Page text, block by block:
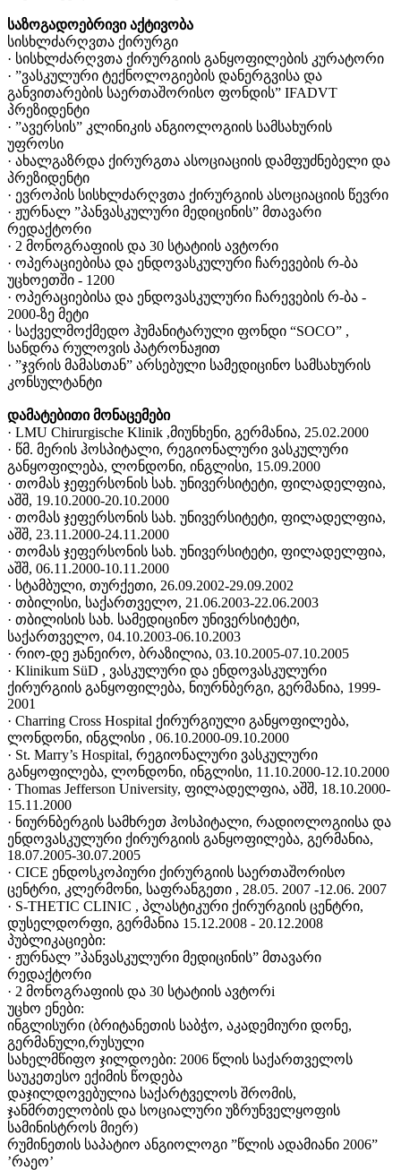
საზოგადოებრივი აქტივობა
სისხლძარღვთა ქირურგი
· სისხლძარღვთა ქირურგიის განყოფილების კურატორი
· ”ვასკულური ტექნოლოგიების დანერგვისა და
განვითარების საერთაშორისო ფონდის” IFADVT
პრეზიდენტი
· ”ავერსის” კლინიკის ანგიოლოგიის სამსახურის
უფროსი
· ახალგაზრდა ქირურგთა ასოციაციის დამფუძნებელი და
პრეზიდენტი
· ევროპის სისხლძარღვთა ქირურგიის ასოციაციის წევრი
· ჟურნალ ”პანვასკულური მედიცინის” მთავარი
რედაქტორი
· 2 მონოგრაფიის და 30 სტატიის ავტორი
· ოპერაციებისა და ენდოვასკულური ჩარევების რ-ბა
უცხოეთში - 1200
· ოპერაციებისა და ენდოვასკულური ჩარევების რ-ბა -
2000-ზე მეტი
· საქველმოქმედო ჰუმანიტარული ფონდი “SOCO” ,
სანდრა რულოვის პატრონაჟით
· ”ჯვრის მამასთან” არსებული სამედიცინო სამსახურის
კონსულტანტი
დამატებითი მონაცემები
· LMU Chirurgische Klinik ,მიუნხენი, გერმანია, 25.02.2000
· წმ. მერის ჰოსპიტალი, რეგიონალური ვასკულური
განყოფილება, ლონდონი, ინგლისი, 15.09.2000
· თომას ჯეფერსონის სახ. უნივერსიტეტი, ფილადელფია,
აშშ, 19.10.2000-20.10.2000
· თომას ჯეფერსონის სახ. უნივერსიტეტი, ფილადელფია,
აშშ, 23.11.2000-24.11.2000
· თომას ჯეფერსონის სახ. უნივერსიტეტი, ფილადელფია,
აშშ, 06.11.2000-10.11.2000
· სტამბული, თურქეთი, 26.09.2002-29.09.2002
· თბილისი, საქართველო, 21.06.2003-22.06.2003
· თბილისის სახ. სამედიცინო უნივერსიტეტი,
საქართველო, 04.10.2003-06.10.2003
· რიო-დე ჟანეირო, ბრაზილია, 03.10.2005-07.10.2005
· Klinikum SüD , ვასკულური და ენდოვასკულური
ქირურგიის განყოფილება, ნიურნბერგი, გერმანია, 1999-
2001
· Charring Cross Hospital ქირურგიული განყოფილება,
ლონდონი, ინგლისი , 06.10.2000-09.10.2000
· St. Marry’s Hospital, რეგიონალური ვასკულური
განყოფილება, ლონდონი, ინგლისი, 11.10.2000-12.10.2000
· Thomas Jefferson University, ფილადელფია, აშშ, 18.10.2000-
15.11.2000
· ნიურნბერგის სამხრეთ ჰოსპიტალი, რადიოლოგიისა და
ენდოვასკულური ქირურგიის განყოფილება, გერმანია,
18.07.2005-30.07.2005
· CICE ენდოსკოპიური ქირურგიის საერთაშორისო
ცენტრი, კლერმონი, საფრანგეთი , 28.05. 2007 -12.06. 2007
· S-THETIC CLINIC , პლასტიკური ქირურგიის ცენტრი,
დუსელდორფი, გერმანია 15.12.2008 - 20.12.2008
პუბლიკაციები:
· ჟურნალ ”პანვასკულური მედიცინის” მთავარი
რედაქტორი
· 2 მონოგრაფიის და 30 სტატიის ავტორi
უცხო ენები:
ინგლისური (ბრიტანეთის საბჭო, აკადემიური დონე,
გერმანული,რუსული
სახელმწიფო ჯილდოები: 2006 წლის საქართველოს
საუკეთესო ექიმის წოდება
დაჯილდოვებულია საქარტველოს შრომის,
ჯანმრთელობის და სოციალური უზრუნველყოფის
სამინისტროს მიერ)
რუმინეთის საპატიო ანგიოლოგი ”წლის ადამიანი 2006”
’რაეო’